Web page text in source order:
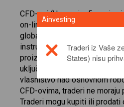
CFD-ovi (Ugovori o
on-line traderima
globalnih financijskih tržišta
instrumenata, kao što su
proizvodi, valute, kripto
uključuju istu praksu trgovanja
vlasništvo nad osnovnom
CFD-ovima, traderi ne
Traderi mogu kupiti ili prodati
Ainvesting
Traderi iz Vaše
States) nisu